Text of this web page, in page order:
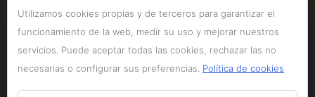
Utilizamos cookies propias y de terceros para garantizar el
funcionamiento de la web, medir su uso y mejorar nuestros
servicios. Puede aceptar todas las cookies, rechazar las no
necesarias o configurar sus preferencias. Política de cookies